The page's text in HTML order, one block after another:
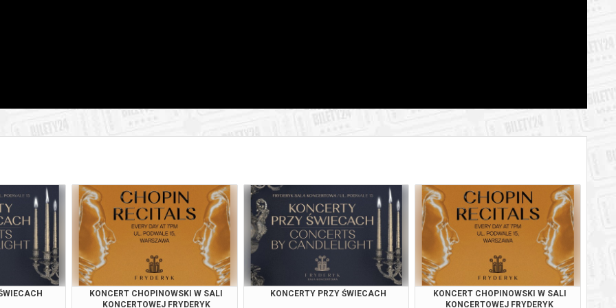
, g. 14:30 Fryderyk Concert Hall w Warszawie BILETY
, g. 17:30 (piątek) Fryderyk Concert Hall w Warszawie od 65,00 pln BILETY
, g. 19:00 (piątek) Fryderyk Concert Hall w Warszawie od 65,00 pln BILETY
, g. 20:55(piątek) Fryderyk Concert Hall w Warszawie od 95,00 pln BILETY
KONCERT CHOPINOWSKI W SALI
KONCERTOWEJ FRYDERYK
KONCERTY PRZY ŚWIECACH
KONCERT CHOPINOWSKI W SALI
KONCERTOWEJ FRYDERYK